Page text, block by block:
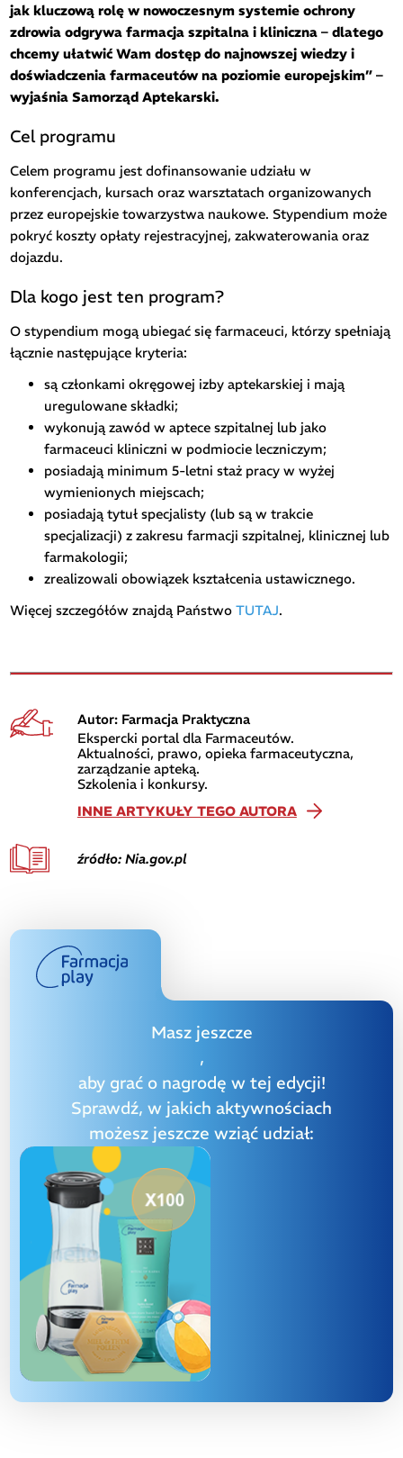
jak kluczową rolę w nowoczesnym systemie ochrony
zdrowia odgrywa farmacja szpitalna i kliniczna – dlatego
chcemy ułatwić Wam dostęp do najnowszej wiedzy i
doświadczenia farmaceutów na poziomie europejskim” –
wyjaśnia Samorząd Aptekarski.
Cel programu
Celem programu jest dofinansowanie udziału w
konferencjach, kursach oraz warsztatach organizowanych
przez europejskie towarzystwa naukowe. Stypendium może
pokryć koszty opłaty rejestracyjnej, zakwaterowania oraz
dojazdu.
Dla kogo jest ten program?
O stypendium mogą ubiegać się farmaceuci, którzy spełniają
łącznie następujące kryteria:
są członkami okręgowej izby aptekarskiej i mają
uregulowane składki;
wykonują zawód w aptece szpitalnej lub jako
farmaceuci kliniczni w podmiocie leczniczym;
posiadają minimum 5-letni staż pracy w wyżej
wymienionych miejscach;
posiadają tytuł specjalisty (lub są w trakcie
specjalizacji) z zakresu farmacji szpitalnej, klinicznej lub
farmakologii;
zrealizowali obowiązek kształcenia ustawicznego.
Więcej szczegółów znajdą PaństwoTUTAJ.
Autor: Farmacja Praktyczna
Ekspercki portal dla Farmaceutów.
Aktualności, prawo, opieka farmaceutyczna,
zarządzanie apteką.
Szkolenia i konkursy.
INNE ARTYKUŁY TEGO AUTORA
źródło: Nia.gov.pl
Masz jeszcze
,
aby grać o nagrodę w tej edycji!
Sprawdź, w jakich aktywnościach
możesz jeszcze wziąć udział: